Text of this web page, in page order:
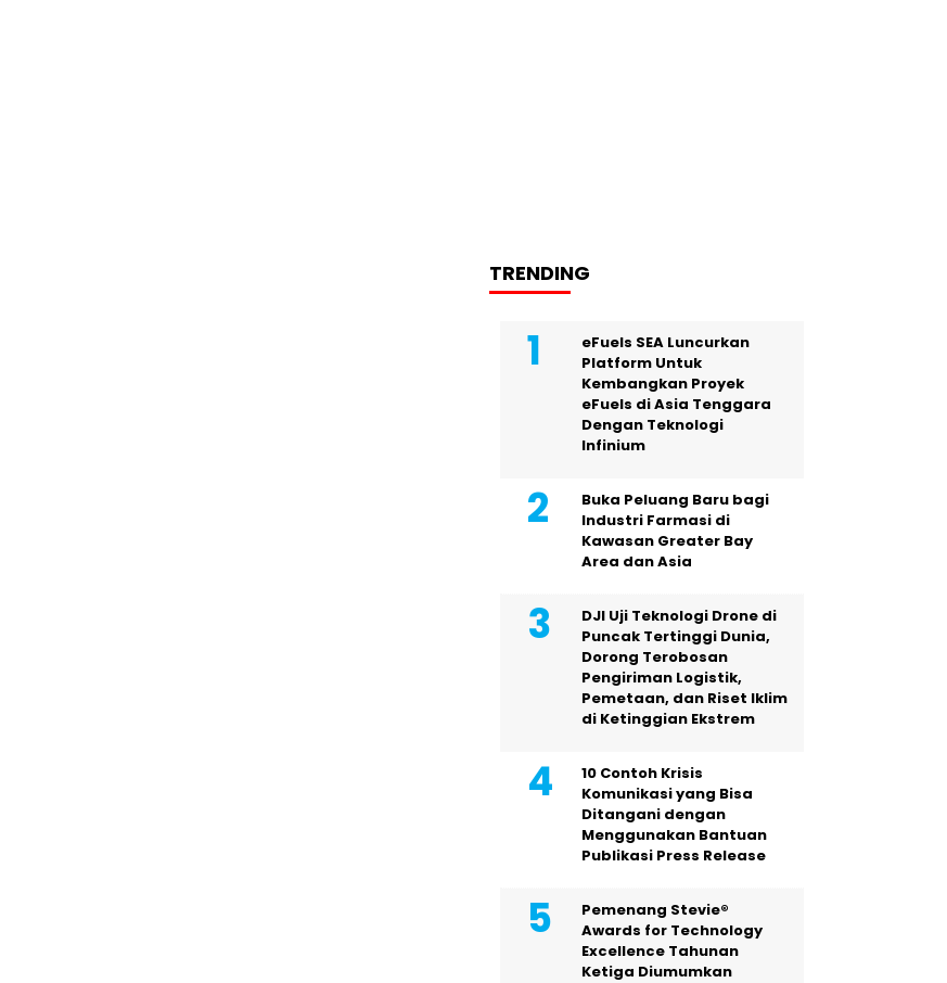
TRENDING
eFuels SEA Luncurkan
Platform Untuk
Kembangkan Proyek
eFuels di Asia Tenggara
Dengan Teknologi
Infinium
Buka Peluang Baru bagi
Industri Farmasi di
Kawasan Greater Bay
Area dan Asia
DJI Uji Teknologi Drone di
Puncak Tertinggi Dunia,
Dorong Terobosan
Pengiriman Logistik,
Pemetaan, dan Riset Iklim
di Ketinggian Ekstrem
10 Contoh Krisis
Komunikasi yang Bisa
Ditangani dengan
Menggunakan Bantuan
Publikasi Press Release
Pemenang Stevie®
Awards for Technology
Excellence Tahunan
Ketiga Diumumkan